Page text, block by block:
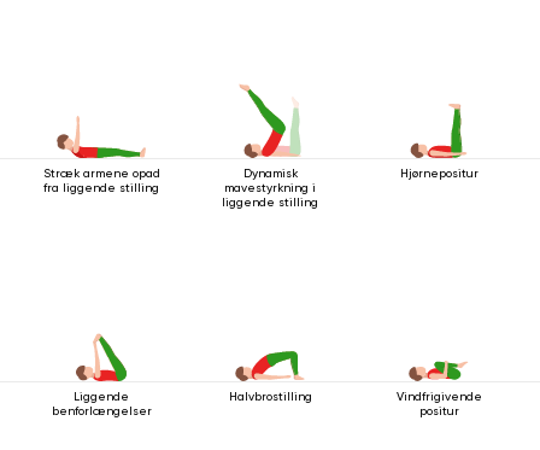
Stræk armene opad
fra liggende stilling
Dynamisk
mavestyrkning i
liggende stilling
Hjørnepositur
Liggende
benforlængelser
Halvbrostilling
Vindfrigivende
positur